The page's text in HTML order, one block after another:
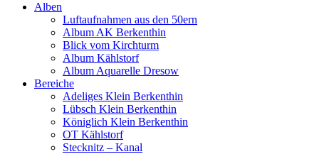
Alben
Luftaufnahmen aus den 50ern
Album AK Berkenthin
Blick vom Kirchturm
Album Kählstorf
Album Aquarelle Dresow
Bereiche
Adeliges Klein Berkenthin
Lübsch Klein Berkenthin
Königlich Klein Berkenthin
OT Kählstorf
Stecknitz – Kanal